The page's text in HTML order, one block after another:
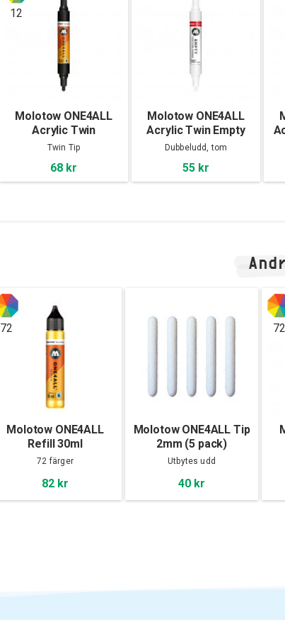
12
Molotow ONE4ALL
Acrylic Twin
Twin Tip
68 kr
Molotow ONE4ALL
Acrylic Twin Empty
Dubbeludd, tom
55 kr
72
Molotow ONE4ALL
Refill 30ml
72 färger
82 kr
Molotow ONE4ALL Tip
2mm (5 pack)
Utbytes udd
40 kr
72